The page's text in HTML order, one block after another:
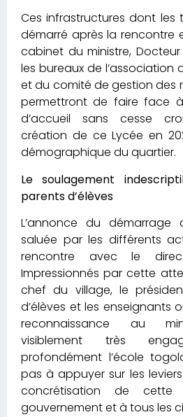
Ces infrastructures dont les
démarré après la rencontre
cabinet du ministre, Docteur
les bureaux de l’association
et du comité de gestion des
permettront de faire face
d’accueil sans cesse
création de ce Lycée en
démographique du quartier.
Le soulagement
parents d’élèves
L’annonce du
saluée par les différents
rencontre avec le
Impressionnés par cette
chef du village, le
d’élèves et les enseignants
reconnaissance au
visiblement très
profondément l’école
pas à appuyer sur les
concrétisation de
gouvernement et à tous les